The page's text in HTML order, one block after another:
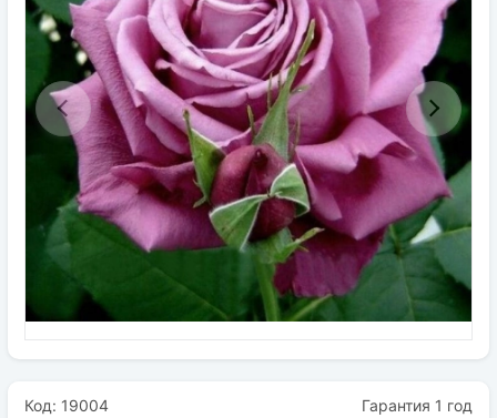
Овощи (на посадку)
Штамбовые ягодные кусты
Семена
Удобрения
Средства защиты растений
Код: 19004 Гарантия 1 год